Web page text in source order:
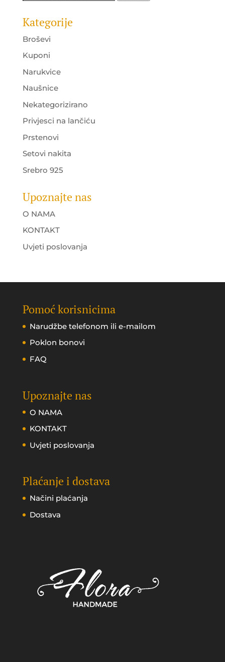
Kategorije
Broševi
Kuponi
Narukvice
Naušnice
Nekategorizirano
Privjesci na lančiću
Prstenovi
Setovi nakita
Srebro 925
Upoznajte nas
O NAMA
KONTAKT
Uvjeti poslovanja
Pomoć korisnicima
Narudžbe telefonom ili e-mailom
Poklon bonovi
FAQ
Upoznajte nas
O NAMA
KONTAKT
Uvjeti poslovanja
Plaćanje i dostava
Načini plaćanja
Dostava